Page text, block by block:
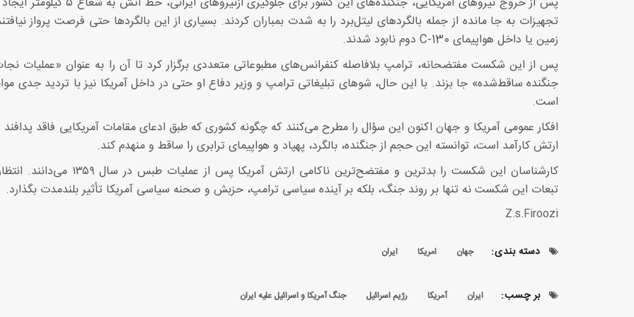
تجهیزات به جا مانده از جمله بالگردهای لیتل‌برد را به شدت بمباران کردند. بسیاری از این بالگردها حتی فرصت پرواز
زمین یا داخل هواپیمای C-130 دوم نابود شدند.
پس از این شکست مفتضحانه، ترامپ بلافاصله کنفرانس‌های مطبوعاتی متعددی برگزار کرد تا آن را به عنوان «عملیات
جنگنده ساقط‌شده» جا بزند. با این حال، شوهای تبلیغاتی ترامپ و وزیر دفاع او حتی در داخل آمریکا نیز با تردید جدی
است.
افکار عمومی آمریکا و جهان اکنون این سؤال را مطرح می‌کنند که چگونه کشوری که طبق ادعای مقامات آمریکایی فاقد
ارتش کارآمد است، توانسته این حجم از جنگنده، بالگرد، پهپاد و هواپیمای ترابری را ساقط و منهدم کند.
کارشناسان این شکست را بدترین و مفتضح‌ترین ناکامی ارتش آمریکا پس از
تبعات این شکست نه تنها بر روند جنگ، بلکه بر آینده سیاسی ترامپ، حزبش و صحنه سیاسی آمریکا تأثیر بلندمدت بگذارد.
Z.s.Firoozi
دسته بندی: جهان امریکا ایران
بر چسب: ایران آمریکا رژیم اسرائیل جنگ آمریکا و اسرائیل علیه ایران